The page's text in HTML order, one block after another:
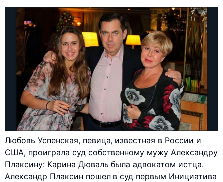
Любовь Успенская, певица, известная в России и
США, проиграла суд собственному мужу Александру
Плаксину: Карина Дюваль была адвокатом истца.
Александр Плаксин пошел в суд первым Инициатива